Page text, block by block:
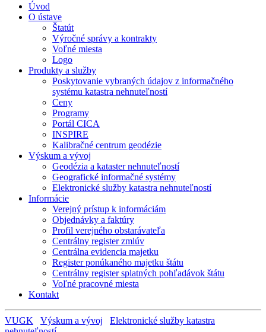
Úvod
O ústave
Štatút
Výročné správy a kontrakty
Voľné miesta
Logo
Produkty a služby
Poskytovanie vybraných údajov z informačného
systému katastra nehnuteľností
Ceny
Programy
Portál CICA
INSPIRE
Kalibračné centrum geodézie
Výskum a vývoj
Geodézia a kataster nehnuteľností
Geografické informačné systémy
Elektronické služby katastra nehnuteľností
Informácie
Verejný prístup k informáciám
Objednávky a faktúry
Profil verejného obstarávateľa
Centrálny register zmlúv
Centrálna evidencia majetku
Register ponúkaného majetku štátu
Centrálny register splatných pohľadávok štátu
Voľné pracovné miesta
Kontakt
VUGK Výskum a vývoj
Elektronické služby katastra